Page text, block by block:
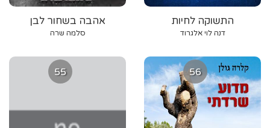
אהבה בשחור לבן
סלמה שרה
התשוקה לחיות
דנה לוי אלגרוד
55 56